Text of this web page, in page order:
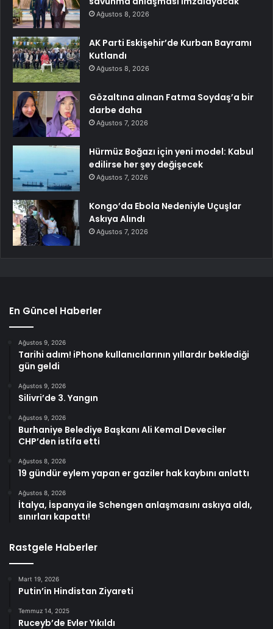
Ağustos 8, 2026
AK Parti Eskişehir’de Kurban Bayramı
Kutlandı
Ağustos 8, 2026
Gözaltına alınan Fatma Soydaş’a bir
darbe daha
Ağustos 7, 2026
Hürmüz Boğazı için yeni model: Kabul
edilirse her şey değişecek
Ağustos 7, 2026
Kongo’da Ebola Nedeniyle Uçuşlar
Askıya Alındı
Ağustos 7, 2026
En Güncel Haberler
Ağustos 9, 2026
Tarihi adım! iPhone kullanıcılarının yıllardır beklediği
gün geldi
Ağustos 9, 2026
Silivri’de 3. Yangın
Ağustos 9, 2026
Burhaniye Belediye Başkanı Ali Kemal Deveciler
CHP’den istifa etti
Ağustos 8, 2026
19 gündür eylem yapan er gaziler hak kaybını anlattı
Ağustos 8, 2026
İtalya, İspanya ile Schengen anlaşmasını askıya aldı,
sınırları kapattı!
Rastgele Haberler
Mart 19, 2026
Putin’in Hindistan Ziyareti
Temmuz 14, 2025
Ruceyb’de Evler Yıkıldı